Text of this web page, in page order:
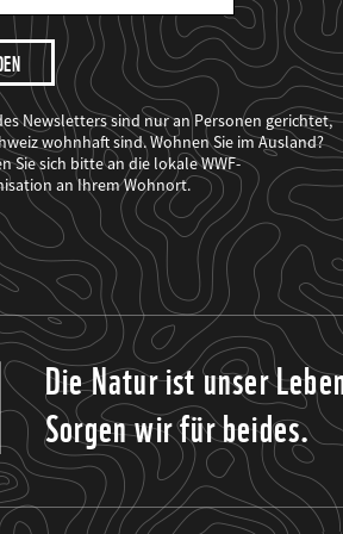
Newsletters sind nur an Personen gerichtet,
wohnhaft sind. Wohnen Sie im Ausland?
Sie sich bitte an die lokale WWF-
an Ihrem Wohnort.
Die Natur ist unser
Sorgen wir für beides.